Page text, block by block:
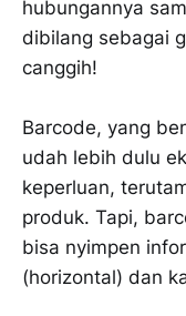
hubungannya
dibilang sebagai
canggih!
Barcode, yang
udah lebih dulu
keperluan,
produk. Tapi,
bisa nyimpen
(horizontal) dan